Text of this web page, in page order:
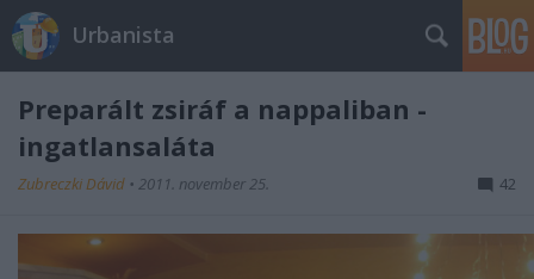
Urbanista
Preparált zsiráf a nappaliban -
ingatlansaláta
Zubreczki Dávid • 2011. november 25. 42